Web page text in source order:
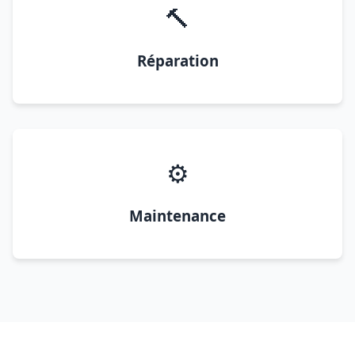
🔨
Réparation
⚙️
Maintenance